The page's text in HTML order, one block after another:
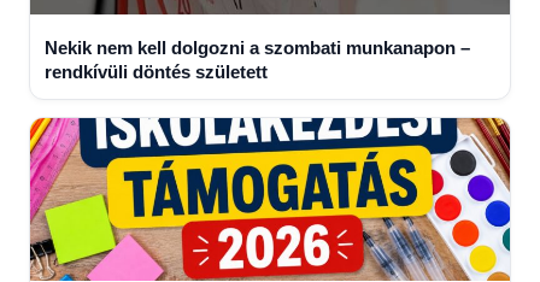
Nekik nem kell dolgozni a szombati munkanapon –
rendkívüli döntés született